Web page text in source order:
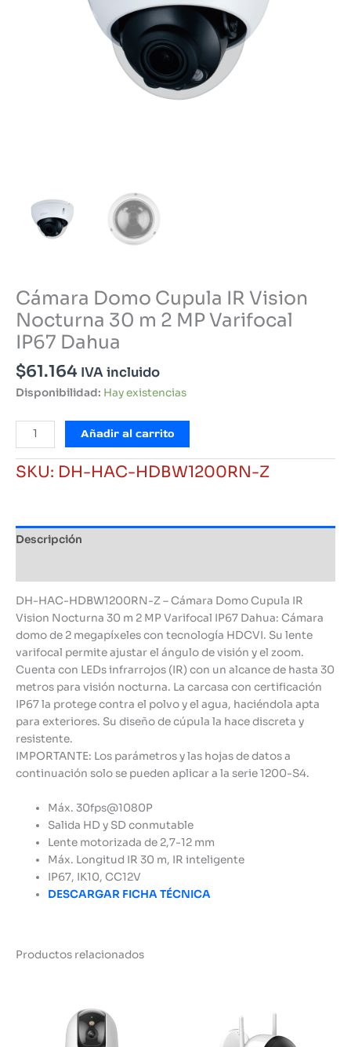
Cámara Domo Cupula IR Vision
Nocturna 30 m 2 MP Varifocal
IP67 Dahua
$61.164 IVA incluido
Disponibilidad: Hay existencias
Cámara
Domo
Cupula
IR
30
MP
Varifocal
IP67
Dahua
cantidad
Añadir al carrito
SKU: DH-HAC-HDBW1200RN-Z
Descripción
DH-HAC-HDBW1200RN-Z – Cámara Domo Cupula IR
Vision Nocturna 30 m 2 MP Varifocal IP67 Dahua: Cámara
domo de 2 megapíxeles con tecnología HDCVI. Su lente
varifocal permite ajustar el ángulo de visión y el zoom.
Cuenta con LEDs infrarrojos (IR) con un alcance de hasta 30
metros para visión nocturna. La carcasa con certificación
IP67 la protege contra el polvo y el agua, haciéndola apta
para exteriores. Su diseño de cúpula la hace discreta y
resistente.
IMPORTANTE: Los parámetros y las hojas de datos a
continuación solo se pueden aplicar a la serie 1200-S4.
Máx. 30fps@1080P
Salida HD y SD conmutable
Lente motorizada de 2,7-12 mm
Máx. Longitud IR 30 m, IR inteligente
IP67, IK10, CC12V
DESCARGAR FICHA TÉCNICA
Productos relacionados